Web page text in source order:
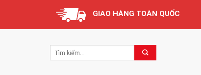
content
GIAO HÀNG TOÀN QUỐC